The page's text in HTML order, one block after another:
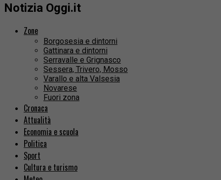
Notizia Oggi.it
Zone
Borgosesia e dintorni
Gattinara e dintorni
Serravalle e Grignasco
Sessera, Trivero, Mosso
Varallo e alta Valsesia
Novarese
Fuori zona
Cronaca
Attualità
Economia e scuola
Politica
Sport
Cultura e turismo